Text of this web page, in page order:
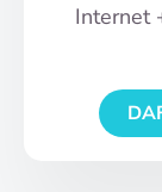
Internet